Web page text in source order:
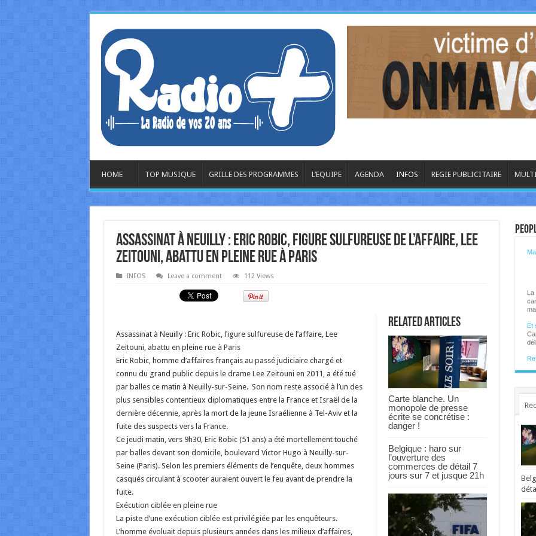
HOME TOP MUSIQUE GRILLE DES PROGRAMMES L’EQUIPE AGENDA INFOS REGIE PUBLICITAIRE
Assassinat à Neuilly : Eric Robic, figure sulfureuse de l’affaire, Lee
Zeitouni, abattu en pleine rue à Paris
INFOS Leave a comment 112 Views
Related Articles
Carte blanche. Un
monopole de presse
écrite se concrétise :
danger !
Belgique : haro sur
l’ouverture des
commerces de détail 7
jours sur 7 et jusque 21h
Assassinat à Neuilly : Eric Robic, figure sulfureuse de l’affaire, Lee
Zeitouni, abattu en pleine rue à Paris
Eric Robic, homme d’affaires français au passé judiciaire chargé et
connu du grand public depuis le drame Lee Zeitouni en 2011, a été tué
par balles ce matin à Neuilly-sur-Seine. Son nom reste associé à l’un des
plus sensibles contentieux diplomatiques entre la France et Israël de la
dernière décennie, après la mort de la jeune Israélienne à Tel-Aviv et la
fuite des suspects vers la France.
Ce jeudi matin, vers 9h30, Eric Robic (51 ans) a été mortellement touché
par balles devant son domicile, boulevard Victor Hugo à Neuilly-sur-
Seine (Paris). Selon les premiers éléments de l’enquête, deux hommes
casqués circulant à scooter auraient ouvert le feu avant de prendre la
fuite.
Exécution ciblée en pleine rue
La piste d’une exécution ciblée est privilégiée par les enquêteurs.
L’homme évoluait depuis plusieurs années dans les milieux d’affaires,
de
...
Il